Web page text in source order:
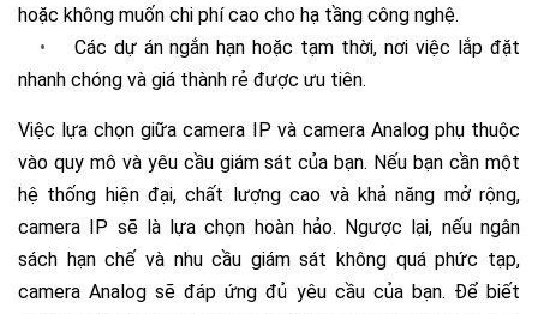
hoặc không muốn chi phí cao cho hạ tầng công nghệ.
•
Các dự án ngắn hạn hoặc tạm thời, nơi việc lắp đặt
nhanh chóng và giá thành rẻ được ưu tiên.
Việc lựa chọn giữa camera IP và camera Analog phụ thuộc
vào quy mô và yêu cầu giám sát của bạn. Nếu bạn cần một
hệ thống hiện đại, chất lượng cao và khả năng mở rộng,
camera IP sẽ là lựa chọn hoàn hảo. Ngược lại, nếu ngân
sách hạn chế và nhu cầu giám sát không quá phức tạp,
camera Analog sẽ đáp ứng đủ yêu cầu của bạn. Để biết